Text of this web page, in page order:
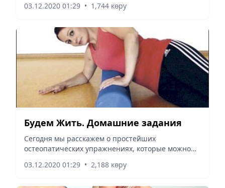
03.12.2020 01:29 • 1,744 көру
Будем Жить. Домашние задания
Сегодня мы расскажем о простейших
остеопатических упражнениях, которые можно
03.12.2020 01:29 • 2,188 көру